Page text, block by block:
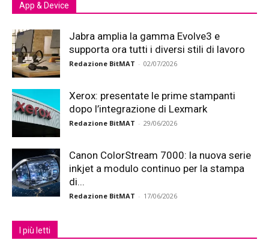
App & Device
Jabra amplia la gamma Evolve3 e
supporta ora tutti i diversi stili di lavoro
Redazione BitMAT - 02/07/2026
Xerox: presentate le prime stampanti
dopo l’integrazione di Lexmark
Redazione BitMAT - 29/06/2026
Canon ColorStream 7000: la nuova serie
inkjet a modulo continuo per la stampa
di...
Redazione BitMAT - 17/06/2026
I più letti